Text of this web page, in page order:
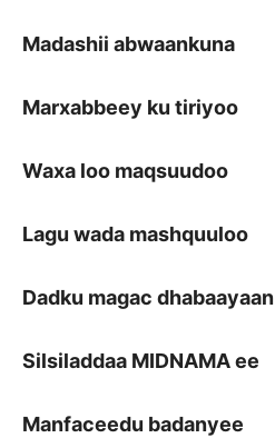
Madashii abwaankuna
Marxabbeey ku tiriyoo
Waxa loo maqsuudoo
Lagu wada mashquuloo
Dadku magac dhabaayaan
Silsiladdaa MIDNAMA ee
Manfaceedu badanyee